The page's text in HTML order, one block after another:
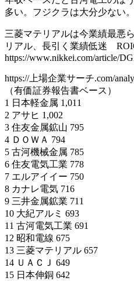
多い。フジクラは大分少ない。
三菱マテリアルは今業績最悪
リアル、長引く業績低迷
https://www.nikkei.com/article/
https://上場企業サーチ.com/
（有価証券報告書ベース）
1 日本軽金属 1,011
2 アサヒ 1,002
3 住友金属鉱山 795
4 ＤＯＷＡ 794
5 古河機械金属 785
6 住友電気工業 778
7 エルアイイー 750
8 カナレ電気 716
9 三井金属鉱業 711
10 大紀アルミ 693
11 古河電気工業 691
12 昭和電線 675
13 三菱マテリアル 657
14 ＵＡＣＪ 649
15 日本伸銅 642